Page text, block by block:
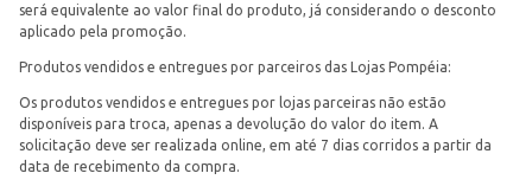
será equivalente ao valor final do produto, já considerando o desconto
aplicado pela promoção.
Produtos vendidos e entregues por parceiros das Lojas Pompéia:
Os produtos vendidos e entregues por lojas parceiras não estão
disponíveis para troca, apenas a devolução do valor do item. A
solicitação deve ser realizada online, em até 7 dias corridos a partir da
data de recebimento da compra.